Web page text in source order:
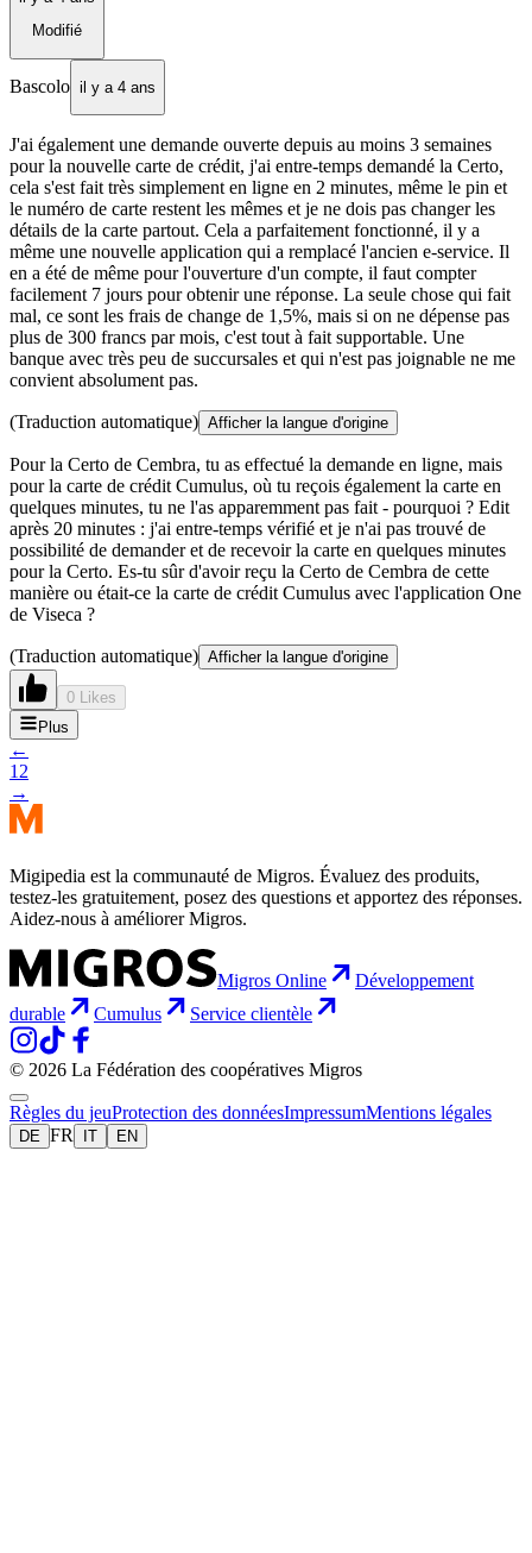
Modifié
Bascolo il y a 4 ans
J'ai également une demande ouverte depuis au moins 3 semaines
pour la nouvelle carte de crédit, j'ai entre-temps demandé la Certo,
cela s'est fait très simplement en ligne en 2 minutes, même le pin et
le numéro de carte restent les mêmes et je ne dois pas changer les
détails de la carte partout. Cela a parfaitement fonctionné, il y a
même une nouvelle application qui a remplacé l'ancien e-service. Il
en a été de même pour l'ouverture d'un compte, il faut compter
facilement 7 jours pour obtenir une réponse. La seule chose qui fait
mal, ce sont les frais de change de 1,5%, mais si on ne dépense pas
plus de 300 francs par mois, c'est tout à fait supportable. Une
banque avec très peu de succursales et qui n'est pas joignable ne me
convient absolument pas.
(Traduction automatique) Afficher la langue d'origine
Pour la Certo de Cembra, tu as effectué la demande en ligne, mais
pour la carte de crédit Cumulus, où tu reçois également la carte en
quelques minutes, tu ne l'as apparemment pas fait - pourquoi ? Edit
après 20 minutes : j'ai entre-temps vérifié et je n'ai pas trouvé de
possibilité de demander et de recevoir la carte en quelques minutes
pour la Certo. Es-tu sûr d'avoir reçu la Certo de Cembra de cette
manière ou était-ce la carte de crédit Cumulus avec l'application One
de Viseca ?
(Traduction automatique) Afficher la langue d'origine
0 Likes
Plus
←
1 2
→
Migipedia est la communauté de Migros. Évaluez des produits,
testez-les gratuitement, posez des questions et apportez des réponses.
Aidez-nous à améliorer Migros.
Migros Online
Développement
durable
Cumulus Service clientèle
© 2026 La Fédération des coopératives Migros
Règles du jeuProtection des donnéesImpressumMentions légales
DE FR IT EN